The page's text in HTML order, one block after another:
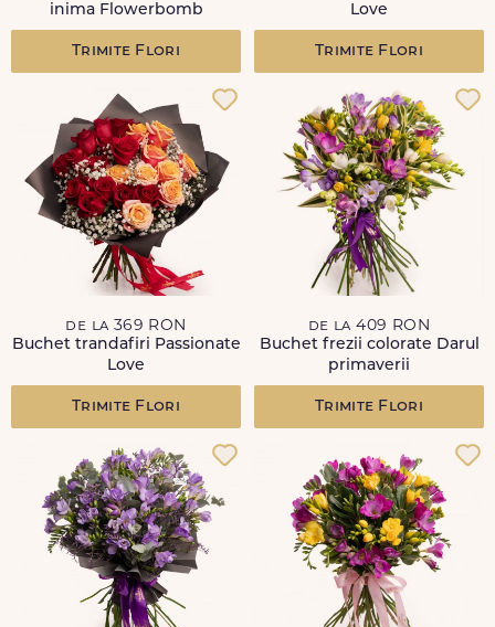
inima Flowerbomb
Trimite Flori
Love
Trimite Flori
de la 369 RON
Buchet trandafiri Passionate
Love
Trimite Flori
de la 409 RON
Buchet frezii colorate Darul
primaverii
Trimite Flori